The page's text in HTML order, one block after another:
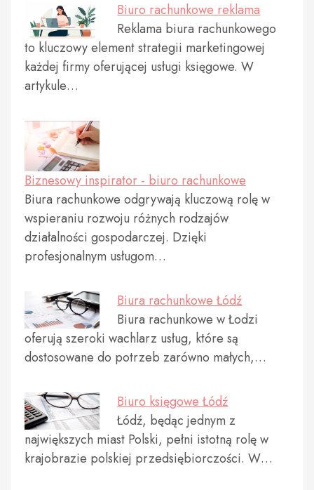
Biuro rachunkowe reklama
Reklama biura rachunkowego
to kluczowy element strategii marketingowej
każdej firmy oferującej usługi księgowe. W
artykule…
Biznesowy inspirator - biuro rachunkowe
Biura rachunkowe odgrywają kluczową rolę w
wspieraniu rozwoju różnych rodzajów
działalności gospodarczej. Dzięki
profesjonalnym usługom…
Biura rachunkowe Łódź
Biura rachunkowe w Łodzi
oferują szeroki wachlarz usług, które są
dostosowane do potrzeb zarówno małych,…
Biuro księgowe Łódź
Łódź, będąc jednym z
największych miast Polski, pełni istotną rolę w
krajobrazie polskiej przedsiębiorczości. W…